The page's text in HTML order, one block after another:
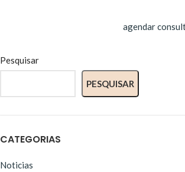
agendar
Pesquisar
PESQUISAR
CATEGORIAS
Noticias